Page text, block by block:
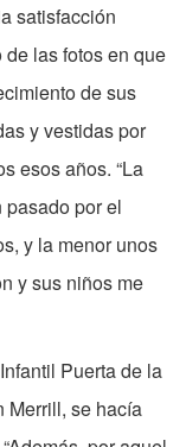
satisfacción
las fotos en que
de sus
y vestidas por
esos años. “La
por el
y la menor unos
y sus niños me
Puerta de la
Merrill, se hacía